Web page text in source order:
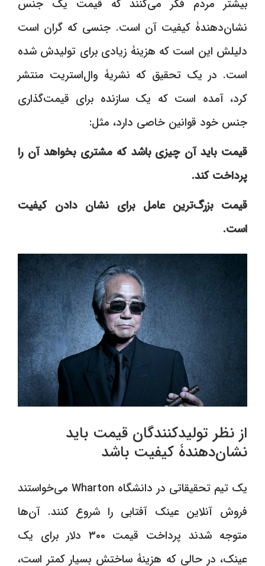
بیشتر مردم فکر می‌کنند که قیمت یک جنس
نشان‌دهندۀ کیفیت آن است. جنسی که گران است
دلیلش این است که هزینۀ زیادی برای تولیدش شده
است. در یک تحقیق که نشریۀ وال‌استریت منتشر
کرد، آمده است که یک سازنده برای قیمت‌گذاری
جنس خود قوانین خاصی دارد، مثل:
قیمت باید آن چیزی باشد که مشتری بخواهد آن را
پرداخت کند.
قیمت بزرگ‌ترین عامل برای نشان دادن کیفیت
است.
از نظر تولیدکنندگان قیمت باید
نشان‌دهندۀ کیفیت باشد
یک تیم تحقیقاتی در دانشگاه Wharton‌ می‌خواستند
فروش آنلاین عینک آفتابی را شروع کنند. آن‌ها
متوجه شدند پرداخت قیمت ٣۰۰ دلار برای یک
عینک، در حالی که هزینۀ ساختش بسیار کمتر است،